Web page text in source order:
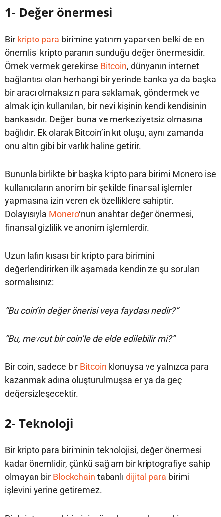
1- Değer önermesi
Bir kripto para birimine yatırım yaparken belki de en
önemlisi kripto paranın sunduğu değer önermesidir.
Örnek vermek gerekirse Bitcoin, dünyanın internet
bağlantısı olan herhangi bir yerinde banka ya da başka
bir aracı olmaksızın para saklamak, göndermek ve
almak için kullanılan, bir nevi kişinin kendi kendisinin
bankasıdır. Değeri buna ve merkeziyetsiz olmasına
bağlıdır. Ek olarak Bitcoin’in kıt oluşu, aynı zamanda
onu altın gibi bir varlık haline getirir.
Bununla birlikte bir başka kripto para birimi Monero ise
kullanıcıların anonim bir şekilde finansal işlemler
yapmasına izin veren ek özelliklere sahiptir.
Dolayısıyla Monero‘nun anahtar değer önermesi,
finansal gizlilik ve anonim işlemlerdir.
Uzun lafın kısası bir kripto para birimini
değerlendirirken ilk aşamada kendinize şu soruları
sormalısınız:
“Bu coin’in değer önerisi veya faydası nedir?”
“Bu, mevcut bir coin’le de elde edilebilir mi?”
Bir coin, sadece bir Bitcoin klonuysa ve yalnızca para
kazanmak adına oluşturulmuşsa er ya da geç
değersizleşecektir.
2- Teknoloji
Bir kripto para biriminin teknolojisi, değer önermesi
kadar önemlidir, çünkü sağlam bir kriptografiye sahip
olmayan bir Blockchain tabanlı dijital para birimi
işlevini yerine getiremez.